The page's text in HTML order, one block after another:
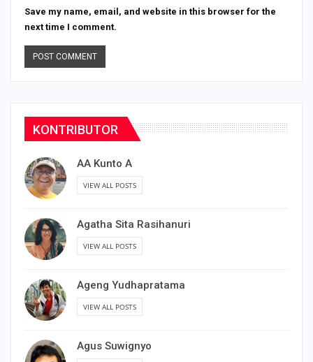
Save my name, email, and website in this browser for the
next time I comment.
KONTRIBUTOR
AA Kunto A
VIEW ALL POSTS
Agatha Sita Rasihanuri
VIEW ALL POSTS
Ageng Yudhapratama
VIEW ALL POSTS
Agus Suwignyo